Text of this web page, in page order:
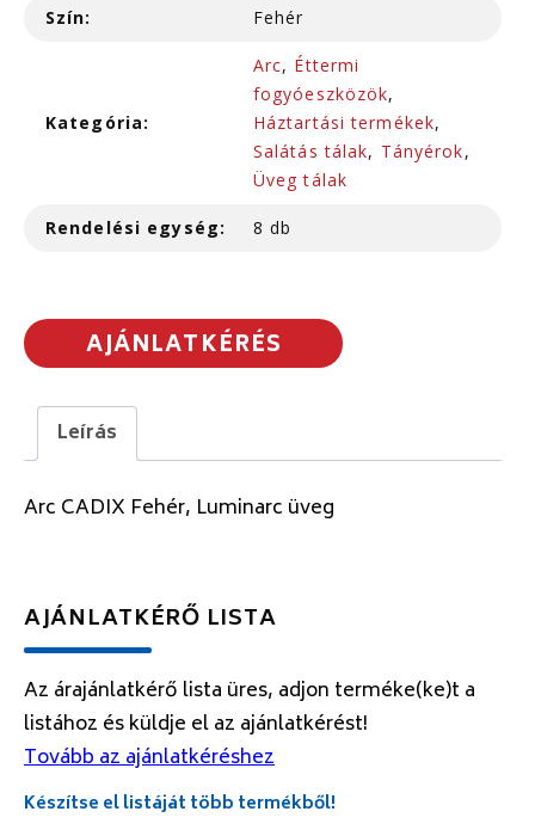
Szín: Fehér
Kategória:
Arc, Éttermi
fogyóeszközök,
Háztartási termékek,
Salátás tálak, Tányérok,
Üveg tálak
Rendelési egység: 8 db
AJÁNLATKÉRÉS
Leírás
Arc CADIX Fehér, Luminarc üveg
AJÁNLATKÉRŐ LISTA
Az árajánlatkérő lista üres, adjon terméke(ke)t a
listához és küldje el az ajánlatkérést!
Tovább az ajánlatkéréshez
Készítse el listáját több termékből!